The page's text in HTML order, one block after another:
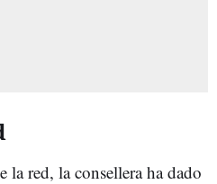
la red, la consellera ha dado